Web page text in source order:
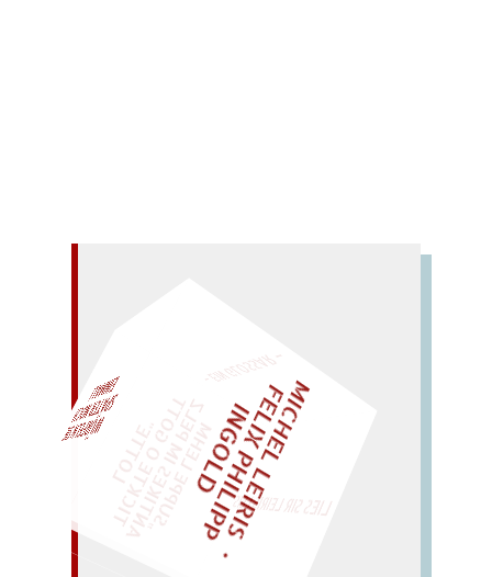
„
S
U
P
P
E
L
E
H
M
A
N
T
I
K
E
S
I
M
P
E
L
Z
T
I
C
K
T
E
O
G
O
T
T
L
O
T
T
E
M
I
C
H
E
L
L
E
I
R
I
S
・
F
E
L
I
X
P
H
I
L
I
P
P
I
N
G
O
L
D LIES SIR LEIRIS LEIS
EINMAL!